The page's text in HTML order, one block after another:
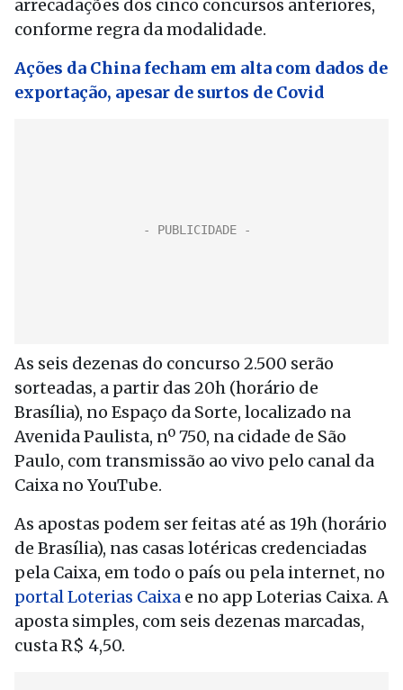
arrecadações dos cinco concursos anteriores,
conforme regra da modalidade.
Ações da China fecham em alta com dados de
exportação, apesar de surtos de Covid
As seis dezenas do concurso 2.500 serão
sorteadas, a partir das 20h (horário de
Brasília), no Espaço da Sorte, localizado na
Avenida Paulista, nº 750, na cidade de São
Paulo, com transmissão ao vivo pelo canal da
Caixa no YouTube.
As apostas podem ser feitas até as 19h (horário
de Brasília), nas casas lotéricas credenciadas
pela Caixa, em todo o país ou pela internet, no
portal Loterias Caixa e no app Loterias Caixa. A
aposta simples, com seis dezenas marcadas,
custa R$ 4,50.